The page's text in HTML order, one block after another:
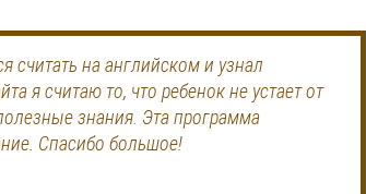
считать на английском и узнал
я считаю то, что ребенок не устает от
знания. Эта программа
Спасибо большое!